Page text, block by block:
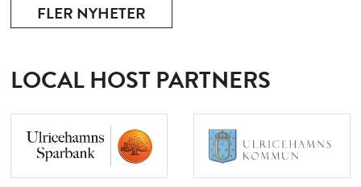
FLER NYHETER
LOCAL HOST PARTNERS